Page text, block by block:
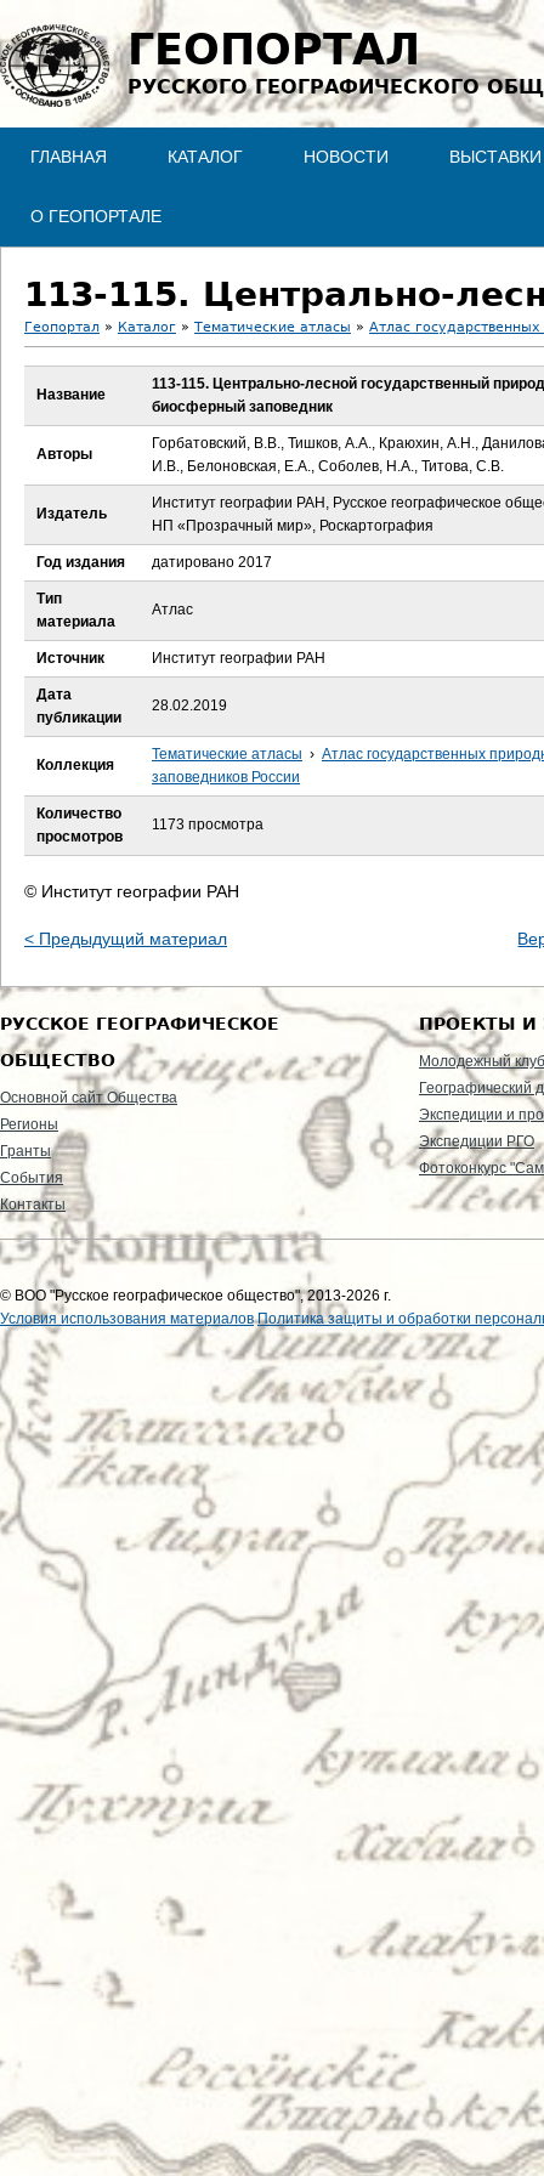
Jump to navigation
ГЕОПОРТАЛ
РУССКОГО ГЕОГРАФИЧЕСКОГО
ГЛАВНАЯ КАТАЛОГ НОВОСТИ ВЫСТАВКИ
О ГЕОПОРТАЛЕ
В
д
е
с
ь
Геопортал » Каталог » Тематические атласы » Атлас
Название
113-115. Центрально-лесной государственный
биосферный заповедник
Авторы
Горбатовский, В.В., Тишков, А.А., Краюхин, А.Н.,
И.В., Белоновская, Е.А., Соболев, Н.А., Титова, С.В.
Издатель
Институт географии РАН, Русское географическое
НП «Прозрачный мир», Роскартография
Год издания датировано 2017
Тип
материала
Атлас
Источник Институт географии РАН
Дата
публикации
28.02.2019
Коллекция
Тематические атласы › Атлас государственных
заповедников России
Количество
просмотров
1173 просмотра
© Институт географии РАН
< Предыдущий материал
РУССКОЕ ГЕОГРАФИЧЕСКОЕ
ОБЩЕСТВО
Основной сайт Общества
Регионы
Гранты
События
Контакты
ПРОЕКТЫ И
Молодежный клуб
Географический
Экспедиции и
Экспедиции РГО
Фотоконкурс
© ВОО "Русское географическое общество", 2013-2026 г.
Условия использования материалов Политика защиты и обработки